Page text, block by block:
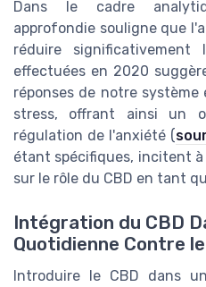
Dans le cadre
approfondie souligne que
réduire significativement
effectuées en 2020
réponses de notre
stress, offrant ainsi un
régulation de l'anxiété (
étant spécifiques, incitent
sur le rôle du CBD en tant
Intégration du CBD
Quotidienne Contre
Introduire le CBD dans